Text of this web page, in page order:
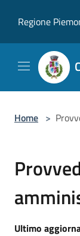
Regione
Home >
Ultimo